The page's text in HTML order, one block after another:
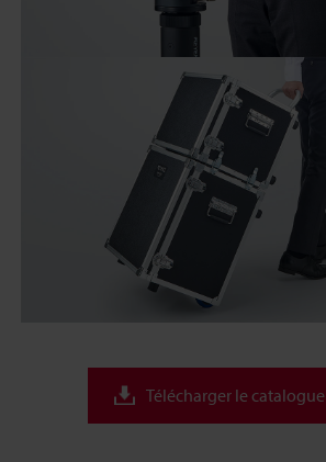
Télécharger le catalogue